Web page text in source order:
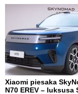
Xiaomi piesaka
N70 EREV – luksusa